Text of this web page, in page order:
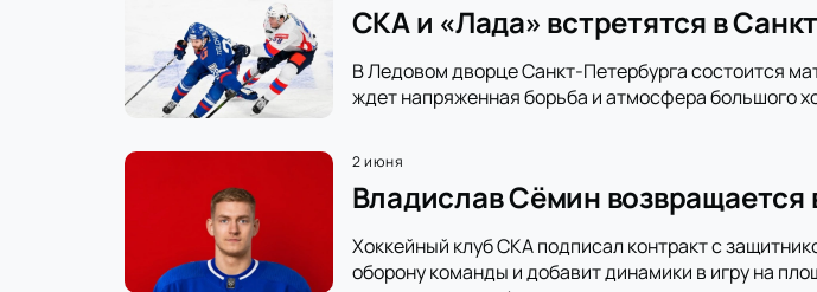
СКА и «Лада» встретятся в
В Ледовом дворце Санкт-Петербурга состоится
ждет напряженная борьба и атмосфера большого
2 июня
Владислав Сёмин
Хоккейный клуб СКА подписал контракт с
оборону команды и добавит динамики в игру на